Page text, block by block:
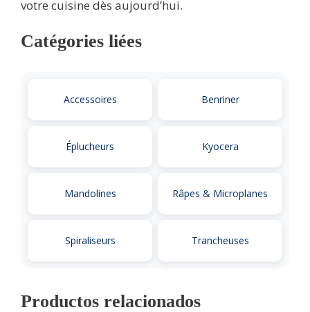
votre cuisine dès aujourd’hui.
Catégories liées
Accessoires Benriner
Éplucheurs Kyocera
Mandolines Râpes & Microplanes
Spiraliseurs Trancheuses
Productos relacionados